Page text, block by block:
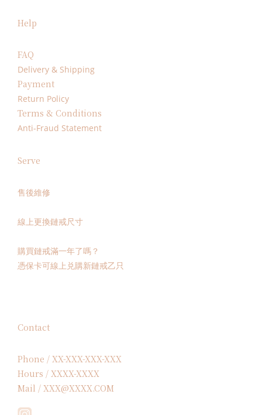
Help
FAQ
Delivery & Shipping
Payment
Return Policy
Terms & Conditions
Anti-Fraud Statement
Serve
售後維修
線上更換鏈戒尺寸
購買鏈戒滿一年了嗎？
憑保卡可線上兑購新鏈戒乙只
Contact
Phone / XX-XXX-XXX-XXX
Hours / XXXX-XXXX
Mail / XXX@XXXX.COM